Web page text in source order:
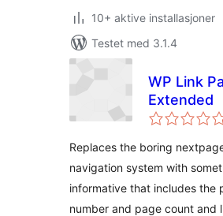
10+ aktive installasjoner
Testet med 3.1.4
WP Link
Extended
Replaces the boring
navigation system with
informative that includes the
number and page count and